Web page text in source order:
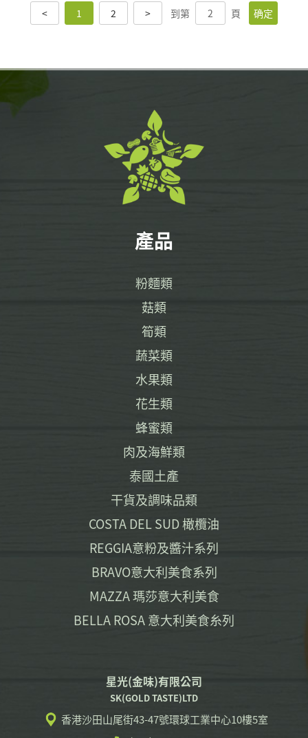
< 1 2 > 到第 頁 确定
產品
粉麵類
菇類
筍類
蔬菜類
水果類
花生類
蜂蜜類
肉及海鮮類
泰國土產
干貨及調味品類
COSTA DEL SUD 橄欖油
REGGIA意粉及醬汁系列
BRAVO意大利美食系列
MAZZA 瑪莎意大利美食
BELLA ROSA 意大利美食糸列
星光(金味)有限公司
SK(GOLD TASTE)LTD
香港沙田山尾街43-47號環球工業中心10樓5室